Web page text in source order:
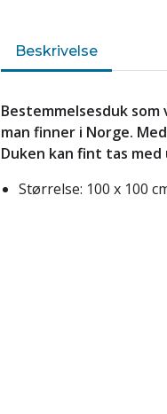
Beskrivelse
Bestemmelsesduk
man finner i Norge.
Duken kan fint tas
Størrelse: 100 x 100